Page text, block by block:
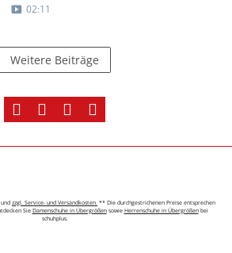
02:11
Weitere Beiträge
zzgl. Service- und Versandkosten. ** Die durchgestrichenen Preise entsprechen
Sie Damenschuhe in Übergrößensowie Herrenschuhe in Übergrößenbei
schuhplus.